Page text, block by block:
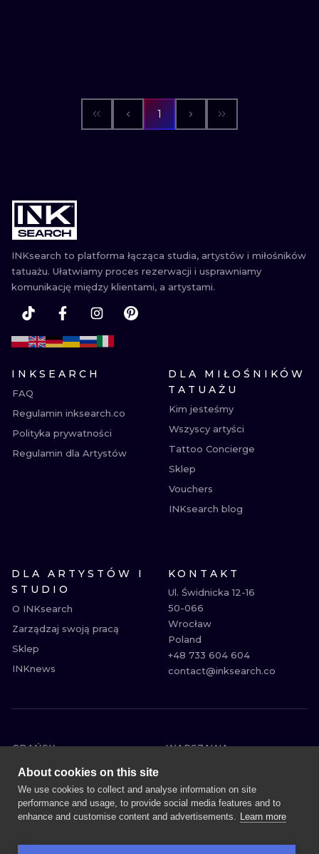
1
INKsearch to platforma łącząca studia, artystów i miłośników
tatuażu. Ułatwiamy proces rezerwacji i usprawniamy
komunikację między klientami, a artystami.
INKSEARCH
FAQ
Regulamin inksearch.co
Polityka prywatności
Regulamin dla Artystów
DLA MIŁOŚNIKÓW
TATUAŻU
Kim jesteśmy
Wszyscy artyści
Tattoo Concierge
Sklep
Vouchers
INKsearch blog
DLA ARTYSTÓW I
STUDIO
O INKsearch
Zarządzaj swoją pracą
Sklep
INKnews
KONTAKT
Ul. Świdnicka 12-16
50-066
Wrocław
Poland
+48 733 604 604
contact@inksearch.co
GDAŃSK
WARSZAWA
POZNAŃ
KATOWICE
WROCŁAW
ŁÓDŹ
BERLIN
EDYNBURG
PRAGA
About cookies on this site
We use cookies to collect and analyse information on site
performance and usage, to provide social media features and to
enhance and customise content and advertisements. Learn more